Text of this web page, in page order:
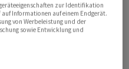
Sorgfalt
Irrtümer, Fehler und
Haftung
zur Identifikation
Informationen auf einem Endgerät.
von Werbeleistung und der
sowie Entwicklung und